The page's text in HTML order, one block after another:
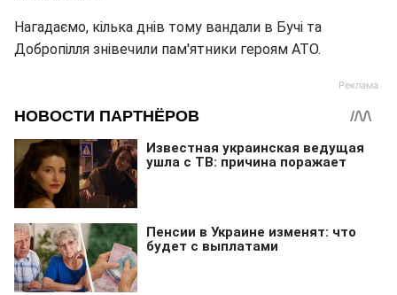
Нагадаємо, кілька днів тому вандали в Бучі та
Добропілля знівечили пам'ятники героям АТО.